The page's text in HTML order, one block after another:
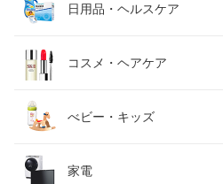
メンズファッション
キッズファッション
ベビーファッション
インナー・下着・ナイトウ
食品
スイーツ・お菓子
水・ソフトドリンク
ビール・洋酒
日用品・ヘルスケア
日用品雑貨・文房具・手芸
ダイエット・健康
医薬品・コンタクト・介護
コスメ・ヘアケア
美容・コスメ・香水
べビー・キッズ
キッズ・ベビー・マタニティ
家電